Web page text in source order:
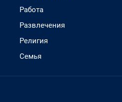
Работа
Развлечения
Религия
Семья